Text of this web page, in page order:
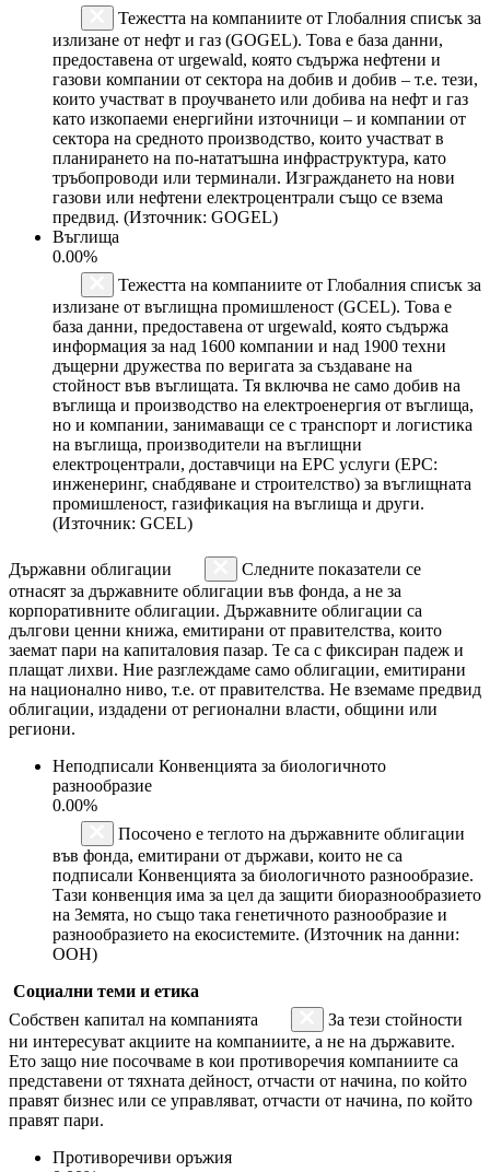
Тежестта на компаниите от Глобалния списък за
излизане от нефт и газ (GOGEL). Това е база данни,
предоставена от urgewald, която съдържа нефтени и
газови компании от сектора на добив и добив – т.е. тези,
които участват в проучването или добива на нефт и газ
като изкопаеми енергийни източници – и компании от
сектора на средното производство, които участват в
планирането на по-нататъшна инфраструктура, като
тръбопроводи или терминали. Изграждането на нови
газови или нефтени електроцентрали също се взема
предвид. (Източник: GOGEL)
Въглища
0.00%
Тежестта на компаниите от Глобалния списък за
излизане от въглищна промишленост (GCEL). Това е
база данни, предоставена от urgewald, която съдържа
информация за над 1600 компании и над 1900 техни
дъщерни дружества по веригата за създаване на
стойност във въглищата. Тя включва не само добив на
въглища и производство на електроенергия от въглища,
но и компании, занимаващи се с транспорт и логистика
на въглища, производители на въглищни
електроцентрали, доставчици на EPC услуги (EPC:
инженеринг, снабдяване и строителство) за въглищната
промишленост, газификация на въглища и други.
(Източник: GCEL)
Държавни облигации
Следните показатели се
отнасят за държавните облигации във фонда, а не за
корпоративните облигации. Държавните облигации са
дългови ценни книжа, емитирани от правителства, които
заемат пари на капиталовия пазар. Те са с фиксиран падеж и
плащат лихви. Ние разглеждаме само облигации, емитирани
на национално ниво, т.е. от правителства. Не вземаме предвид
облигации, издадени от регионални власти, общини или
региони.
Неподписали Конвенцията за биологичното
разнообразие
0.00%
Посочено е теглото на държавните облигации
във фонда, емитирани от държави, които не са
подписали Конвенцията за биологичното разнообразие.
Тази конвенция има за цел да защити биоразнообразието
на Земята, но също така генетичното разнообразие и
разнообразието на екосистемите. (Източник на данни:
ООН)
Социални теми и етика
Собствен капитал на компанията
За тези стойности
ни интересуват акциите на компаниите, а не на държавите.
Ето защо ние посочваме в кои противоречия компаниите са
представени от тяхната дейност, отчасти от начина, по който
правят бизнес или се управляват, отчасти от начина, по който
правят пари.
Противоречиви оръжия